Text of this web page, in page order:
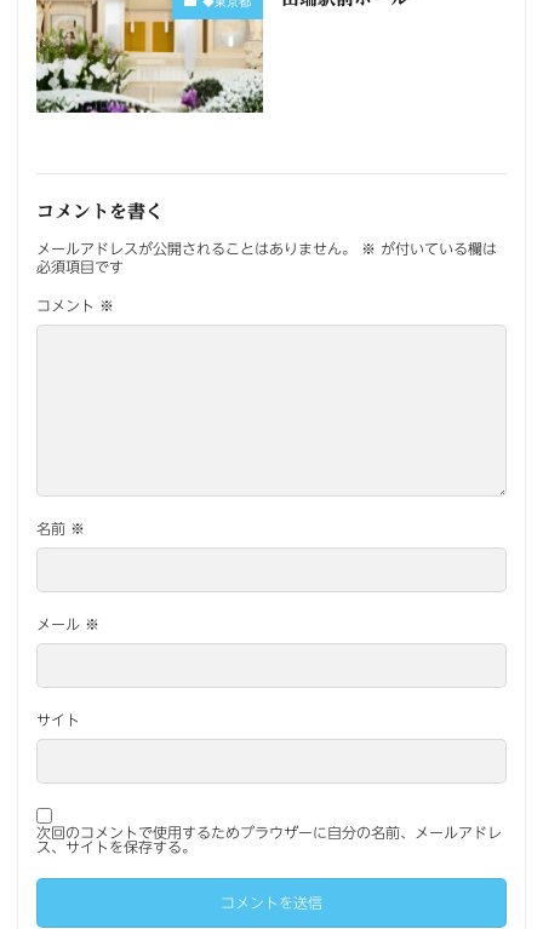
コメントを書く
メールアドレスが公開されることはありません。 ※ が付いている欄は
必須項目です
コメント ※
名前 ※
メール ※
サイト
次回のコメントで使用するためブラウザーに自分の名前、メールアドレ
ス、サイトを保存する。